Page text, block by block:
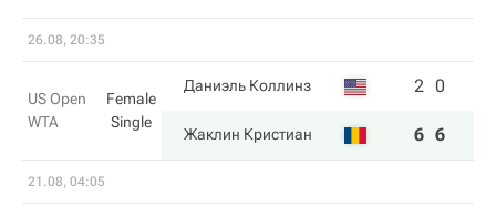
26.08, 20:35
US Open
WTA
Female
Single
Даниэль Коллинз 2 0
Жаклин Кристиан 6 6
21.08, 04:05